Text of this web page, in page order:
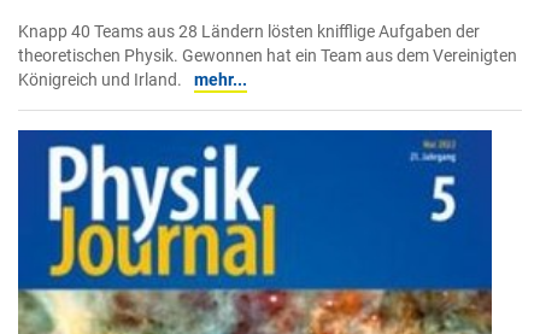
Knapp 40 Teams aus 28 Ländern lösten knifflige Aufgaben der
theoretischen Physik. Gewonnen hat ein Team aus dem Vereinigten
Königreich und Irland.
mehr...